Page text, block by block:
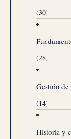
(30)
(28)
Gestión de
(14)
Historia y